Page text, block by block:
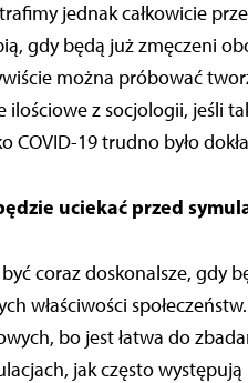
jednak całkowicie
gdy będą już zmęczeni
można próbować
ilościowe z socjologii, jeśli
COVID-19 trudno było
uciekać przed
coraz doskonalsze, gdy
właściwości
bo jest łatwa do
jak często